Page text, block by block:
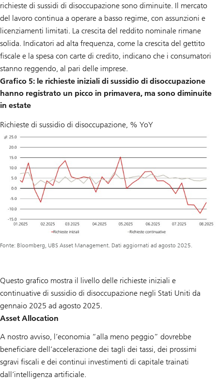
richieste di sussidi di disoccupazione sono diminuite. Il mercato
del lavoro continua a operare a basso regime, con assunzioni e
licenziamenti limitati. La crescita del reddito nominale rimane
solida. Indicatori ad alta frequenza, come la crescita del gettito
fiscale e la spesa con carte di credito, indicano che i consumatori
stanno reggendo, al pari delle imprese.
Grafico 5: le richieste iniziali di sussidio di disoccupazione
hanno registrato un picco in primavera, ma sono diminuite
in estate
Richieste di sussidio di disoccupazione, % YoY
Fonte: Bloomberg, UBS Asset Management. Dati aggiornati ad agosto 2025.
Questo grafico mostra il livello delle richieste iniziali e
continuative di sussidio di disoccupazione negli Stati Uniti da
gennaio 2025 ad agosto 2025.
Asset Allocation
A nostro avviso, l’economia “alla meno peggio” dovrebbe
beneficiare dell’accelerazione dei tagli dei tassi, dei prossimi
sgravi fiscali e dei continui investimenti di capitale trainati
dall’intelligenza artificiale.